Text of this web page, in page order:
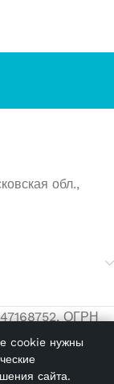
обл.,
ОГРН
данных
cookie нужны
сайта.